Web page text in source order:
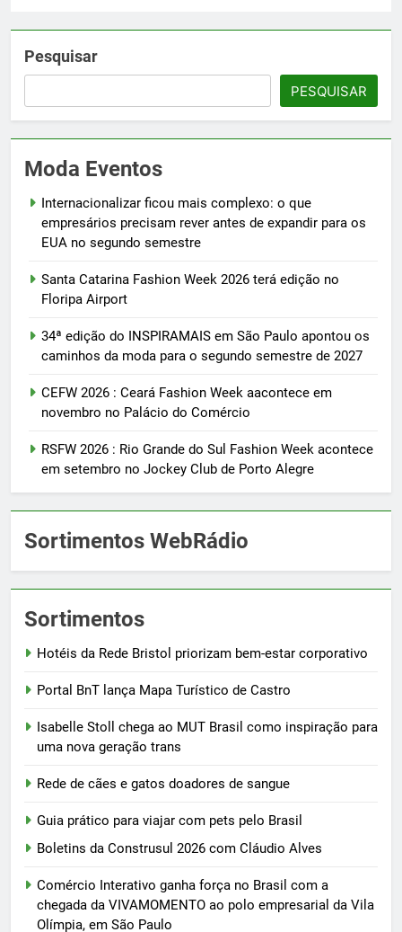
Pesquisar
PESQUISAR
Moda Eventos
Internacionalizar ficou mais complexo: o que
empresários precisam rever antes de expandir para os
EUA no segundo semestre
Santa Catarina Fashion Week 2026 terá edição no
Floripa Airport
34ª edição do INSPIRAMAIS em São Paulo apontou os
caminhos da moda para o segundo semestre de 2027
CEFW 2026 : Ceará Fashion Week aacontece em
novembro no Palácio do Comércio
RSFW 2026 : Rio Grande do Sul Fashion Week acontece
em setembro no Jockey Club de Porto Alegre
Sortimentos WebRádio
Sortimentos
Hotéis da Rede Bristol priorizam bem-estar corporativo
Portal BnT lança Mapa Turístico de Castro
Isabelle Stoll chega ao MUT Brasil como inspiração para
uma nova geração trans
Rede de cães e gatos doadores de sangue
Guia prático para viajar com pets pelo Brasil
Boletins da Construsul 2026 com Cláudio Alves
Comércio Interativo ganha força no Brasil com a
chegada da VIVAMOMENTO ao polo empresarial da Vila
Olímpia, em São Paulo